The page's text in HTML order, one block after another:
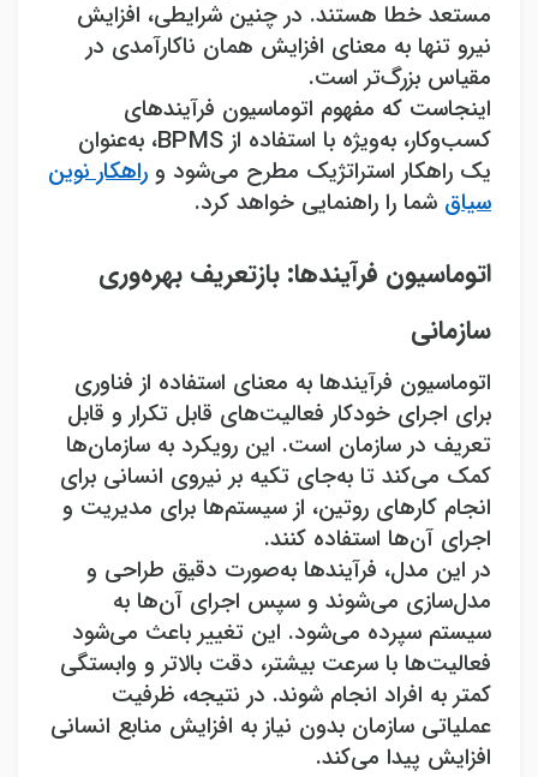
مستعد خطا هستند. در چنین شرایطی، افزایش
نیرو تنها به معنای افزایش همان ناکارآمدی در
مقیاس بزرگ‌تر است.
اینجاست که مفهوم اتوماسیون فرآیندهای
کسب‌وکار، به‌ویژه با استفاده ازBPMS
، به‌عنوان
یک راهکار استراتژیک مطرح می‌شود و راهکار نوین
سیاق شما را راهنمایی خواهد کرد.
اتوماسیون فرآیندها: بازتعریف بهره‌وری
سازمانی
اتوماسیون فرآیندها به معنای استفاده از فناوری
برای اجرای خودکار فعالیت‌های قابل تکرار و قابل
تعریف در سازمان است. این رویکرد به سازمان‌ها
کمک می‌کند تا به‌جای تکیه بر نیروی انسانی برای
انجام کارهای روتین، از سیستم‌ها برای مدیریت و
اجرای آن‌ها استفاده کنند.
در این مدل، فرآیندها به‌صورت دقیق طراحی و
مدل‌سازی می‌شوند و سپس اجرای آن‌ها به
سیستم سپرده می‌شود. این تغییر باعث می‌شود
فعالیت‌ها با سرعت بیشتر، دقت بالاتر و وابستگی
کمتر به افراد انجام شوند. در نتیجه، ظرفیت
عملیاتی سازمان بدون نیاز به افزایش منابع انسانی
افزایش پیدا می‌کند.